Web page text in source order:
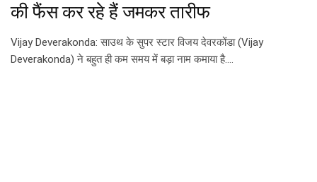
की फैंस कर रहे हैं जमकर तारीफ
Vijay Deverakonda: साउथ के सुपर स्टार विजय देवरकोंडा (Vijay
Deverakonda) ने बहुत ही कम समय में बड़ा नाम कमाया है.…